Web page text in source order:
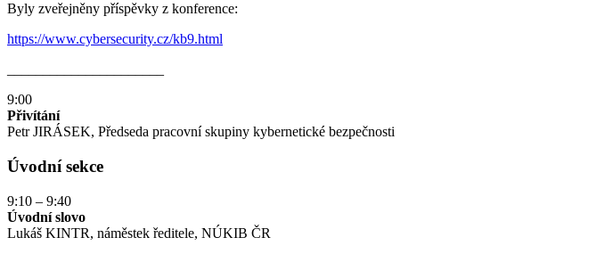
Byly zveřejněny příspěvky z konference:
https://www.cybersecurity.cz/kb9.html
9:00
Přivítání
Petr JIRÁSEK, Předseda pracovní skupiny kybernetické bezpečnosti
Úvodní sekce
9:10 – 9:40
Úvodní slovo
Lukáš KINTR, náměstek ředitele, NÚKIB ČR